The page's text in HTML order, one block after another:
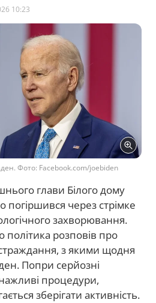
10:23
Фото: Facebook.com/joebiden
глави Білого дому
погіршився через стрімке
захворювання.
розповів про
з якими щодня
Попри серйозні
процедури,
зберігати активність.